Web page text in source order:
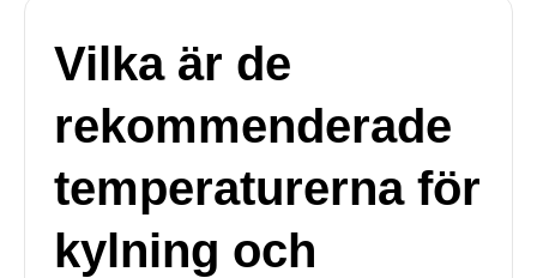
Vilka är de
rekommenderade
temperaturerna för
kylning och